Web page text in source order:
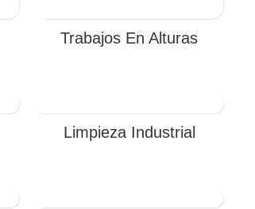
Trabajos En Alturas
Limpieza Industrial